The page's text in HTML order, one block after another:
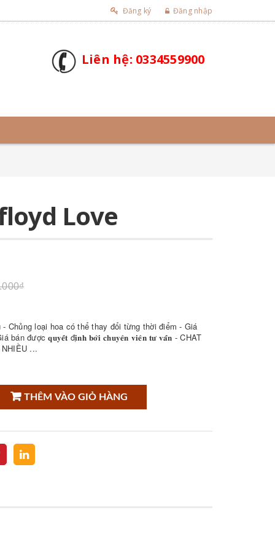
Đăng ký Đăng nhập
Liên hệ: 0334559900
Love
Chủng loại hoa có thể thay đổi từng thời điểm - Giá
được 𝐪𝐮𝐲𝐞̂́𝐭 đ𝐢̣𝐧𝐡 𝐛𝐨̛̉𝐢 𝐜𝐡𝐮𝐲𝐞̂𝐧 𝐯𝐢𝐞̂𝐧 𝐭𝐮̛ 𝐯𝐚̂́𝐧 - CHAT
...
THÊM VÀO GIỎ HÀNG